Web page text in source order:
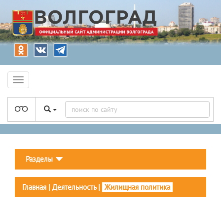
Разделы
Главная | Деятельность| Жилищная политика